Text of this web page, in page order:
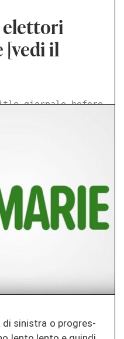
elettori
[vedi il
di si­nis­tra o pro­gres­